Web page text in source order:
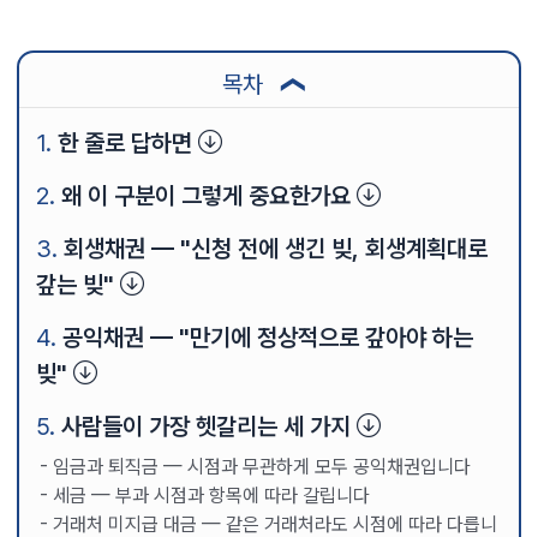
목차 ❯
한 줄로 답하면
왜 이 구분이 그렇게 중요한가요
회생채권 — "신청 전에 생긴 빚, 회생계획대로
갚는 빚"
공익채권 — "만기에 정상적으로 갚아야 하는
빚"
사람들이 가장 헷갈리는 세 가지
임금과 퇴직금 — 시점과 무관하게 모두 공익채권입니다
세금 — 부과 시점과 항목에 따라 갈립니다
거래처 미지급 대금 — 같은 거래처라도 시점에 따라 다릅니